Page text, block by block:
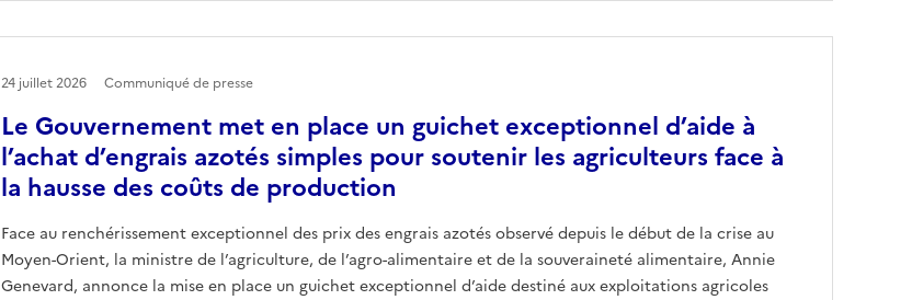
Le Gouvernement met en place un guichet exceptionnel d’aide à
l’achat d’engrais azotés simples pour soutenir les agriculteurs face à
la hausse des coûts de production
Face au renchérissement exceptionnel des prix des engrais azotés observé depuis le début de la crise au
Moyen-Orient, la ministre de l’agriculture, de l’agro-alimentaire et de la souveraineté alimentaire, Annie
Genevard, annonce la mise en place un guichet exceptionnel d’aide destiné aux exploitations agricoles
24 juillet 2026 Communiqué de presse